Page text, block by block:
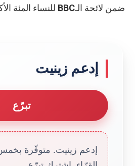
ضمن لائحة الـBBC للنساء المئة الأكثر نفوذاً لتلك السنة.
إدعم زينيت
تبرّع
إدعم زينيت. متوفّرة